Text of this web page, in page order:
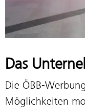
Das
Die ÖBB-
Möglichkeiten